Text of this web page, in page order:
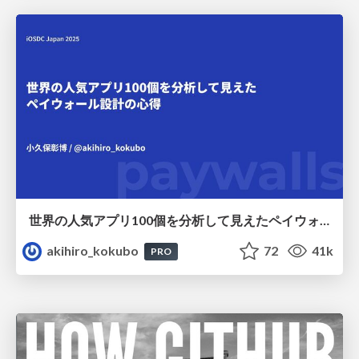
世界の人気アプリ100個を分析して見えたペイウォール設計の心得
akihiro_kokubo
PRO 72 41k